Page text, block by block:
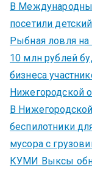
В
посетили
Рыбная ловля
10 млн рублей
бизнеса
Нижегородской
В
беспилотники
мусора с
КУМИ Выксы